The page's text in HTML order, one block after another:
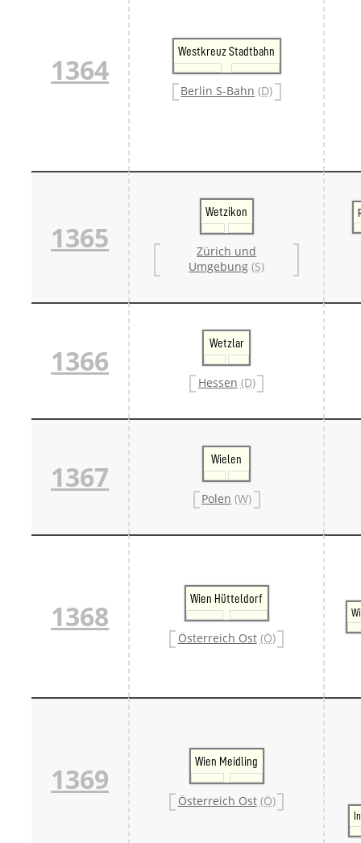
1364
Westkreuz Stadtbahn
Berlin S-Bahn (D)
1365
Wetzikon
Zürich und
Umgebung (S)
1366
Wetzlar
Hessen (D)
1367
Wielen
Polen (W)
1368
Wien Hütteldorf
Österreich Ost (Ö)
1369
Wien Meidling
Österreich Ost (Ö)